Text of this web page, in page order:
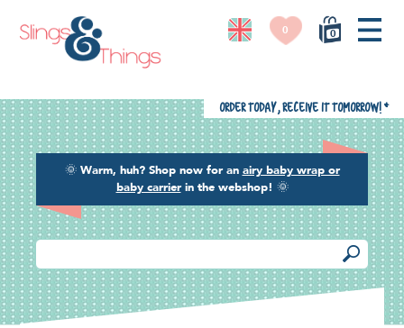
0
0
🌞 Warm, huh? Shop now for an airy baby wrap or
baby carrierin the webshop! 🌞
Order today, receive it tomorrow! *